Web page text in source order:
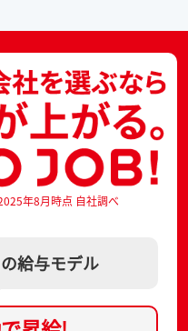
年8月時点 自社調べ
給与モデル